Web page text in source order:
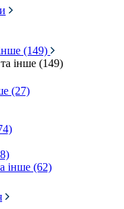
(149)
інше (149)
(27)
інше (62)